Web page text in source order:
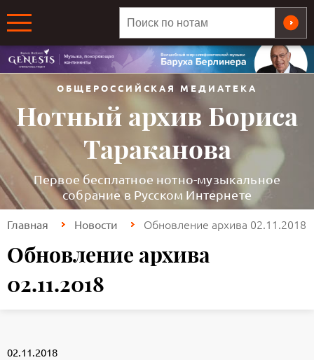
ОБЩЕРОССИЙСКАЯ МЕДИАТЕКА
Нотный архив Бориса
Тараканова
Первое бесплатное нотно-музыкальное
собрание в Русском Интернете
Главная Новости Обновление архива 02.11.2018
Обновление архива
02.11.2018
02.11.2018